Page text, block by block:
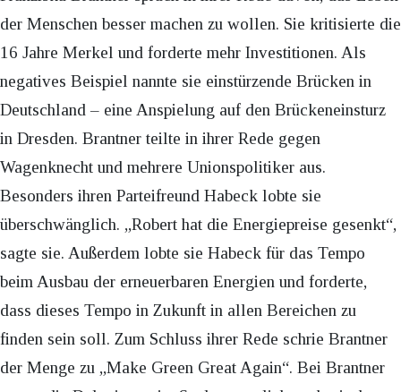
der Menschen besser machen zu wollen. Sie kritisierte die
16 Jahre Merkel und forderte mehr Investitionen. Als
negatives Beispiel nannte sie einstürzende Brücken in
Deutschland – eine Anspielung auf den Brückeneinsturz
in Dresden. Brantner teilte in ihrer Rede gegen
Wagenknecht und mehrere Unionspolitiker aus.
Besonders ihren Parteifreund Habeck lobte sie
überschwänglich. „Robert hat die Energiepreise gesenkt“,
sagte sie. Außerdem lobte sie Habeck für das Tempo
beim Ausbau der erneuerbaren Energien und forderte,
dass dieses Tempo in Zukunft in allen Bereichen zu
finden sein soll. Zum Schluss ihrer Rede schrie Brantner
der Menge zu „Make Green Great Again“. Bei Brantner